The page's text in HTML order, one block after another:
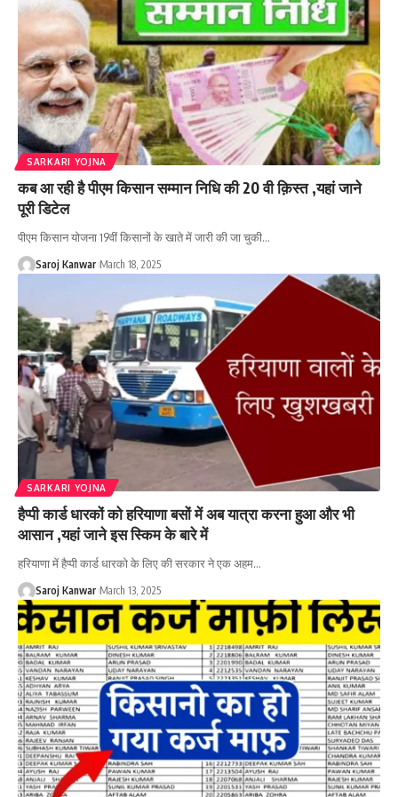
SARKARI YOJNA
कब आ रही है पीएम किसान सम्मान निधि की 20 वी क़िस्त ,यहां जाने
पूरी डिटेल
पीएम किसान योजना 19वीं किसानों के खाते में जारी की जा चुकी…
Saroj Kanwar March 18, 2025
SARKARI YOJNA
हैप्पी कार्ड धारकों को हरियाणा बसों में अब यात्रा करना हुआ और भी
आसान ,यहां जाने इस स्किम के बारे में
हरियाणा में हैप्पी कार्ड धारको के लिए की सरकार ने एक अहम…
Saroj Kanwar March 13, 2025